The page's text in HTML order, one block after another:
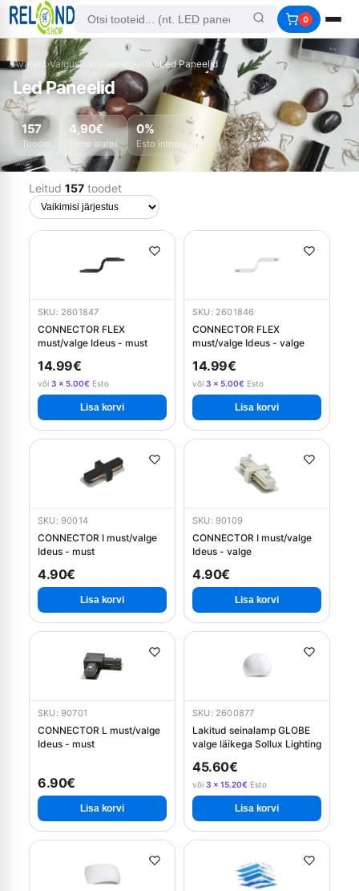
0
Avaleht›Valgustus Sisevalgustid›Led Paneelid
Led Paneelid
157
Toodet
4,90€
Tarne alates
0%
Esto intress
Leitud 157 toodet
SKU: 2601847
CONNECTOR FLEX
must/valge Ideus - must
14.99€
või 3 × 5.00€ Esto
Lisa korvi
SKU: 2601846
CONNECTOR FLEX
must/valge Ideus - valge
14.99€
või 3 × 5.00€ Esto
Lisa korvi
SKU: 90014
CONNECTOR I must/valge
Ideus - must
4.90€
Lisa korvi
SKU: 90109
CONNECTOR I must/valge
Ideus - valge
4.90€
Lisa korvi
SKU: 90701
CONNECTOR L must/valge
Ideus - must
6.90€
Lisa korvi
SKU: 2600877
Lakitud seinalamp GLOBE
valge läikega Sollux Lighting
45.60€
või 3 × 15.20€ Esto
Lisa korvi